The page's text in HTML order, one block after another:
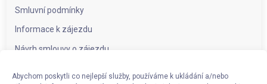
Abychom poskytli co nejlepší služby, používáme k ukládání a/nebo
Smluvní podmínky
Informace k zájezdu
Návrh smlouvy o zájezdu